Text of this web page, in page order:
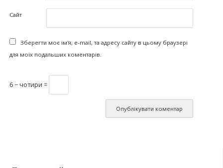
Сайт
Зберегти моє ім'я, e-mail, та адресу сайту в цьому браузері
для моїх подальших коментарів.
6 − чотири =